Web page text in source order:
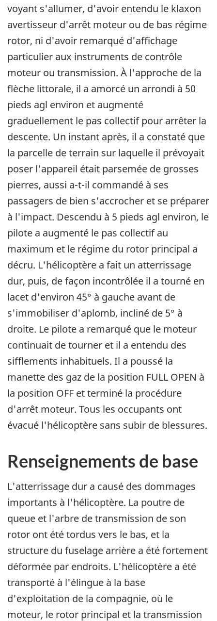
voyant s'allumer, d'avoir entendu le klaxon
avertisseur d'arrêt moteur ou de bas régime
rotor, ni d'avoir remarqué d'affichage
particulier aux instruments de contrôle
moteur ou transmission. À l'approche de la
flèche littorale, il a amorcé un arrondi à 50
pieds agl environ et augmenté
graduellement le pas collectif pour arrêter la
descente. Un instant après, il a constaté que
la parcelle de terrain sur laquelle il prévoyait
poser l'appareil était parsemée de grosses
pierres, aussi a-t-il commandé à ses
passagers de bien s'accrocher et se préparer
à l'impact. Descendu à 5 pieds agl environ, le
pilote a augmenté le pas collectif au
maximum et le régime du rotor principal a
décru. L'hélicoptère a fait un atterrissage
dur, puis, de façon incontrôlée il a tourné en
lacet d'environ 45° à gauche avant de
s'immobiliser d'aplomb, incliné de 5° à
droite. Le pilote a remarqué que le moteur
continuait de tourner et il a entendu des
sifflements inhabituels. Il a poussé la
manette des gaz de la position FULL OPEN à
la position OFF et terminé la procédure
d'arrêt moteur. Tous les occupants ont
évacué l'hélicoptère sans subir de blessures.
Renseignements de base
L'atterrissage dur a causé des dommages
importants à l'hélicoptère. La poutre de
queue et l'arbre de transmission de son
rotor ont été tordus vers le bas, et la
structure du fuselage arrière a été fortement
déformée par endroits. L'hélicoptère a été
transporté à l'élingue à la base
d'exploitation de la compagnie, où le
moteur, le rotor principal et la transmission